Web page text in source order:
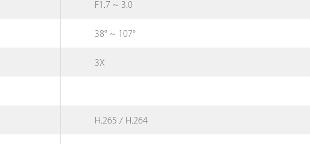
F1.7 ~ 3.0
38° ~ 107°
3X
H.265 / H.264